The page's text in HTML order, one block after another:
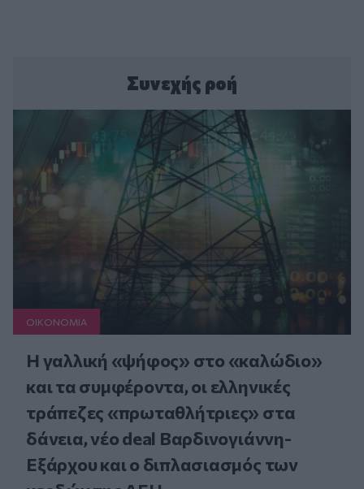
Συνεχής ροή
ΟΙΚΟΝΟΜΙΑ
Η γαλλική «ψήφος» στο «καλώδιο»
και τα συμφέροντα, οι ελληνικές
τράπεζες «πρωταθλήτριες» στα
δάνεια, νέο deal Βαρδινογιάννη-
Εξάρχου και ο διπλασιασμός των